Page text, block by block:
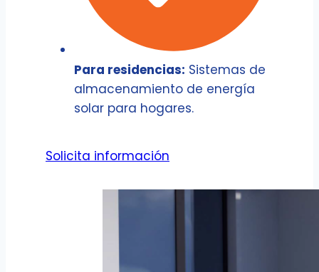
Para residencias: Sistemas de
almacenamiento de energía
solar para hogares.
Solicita información